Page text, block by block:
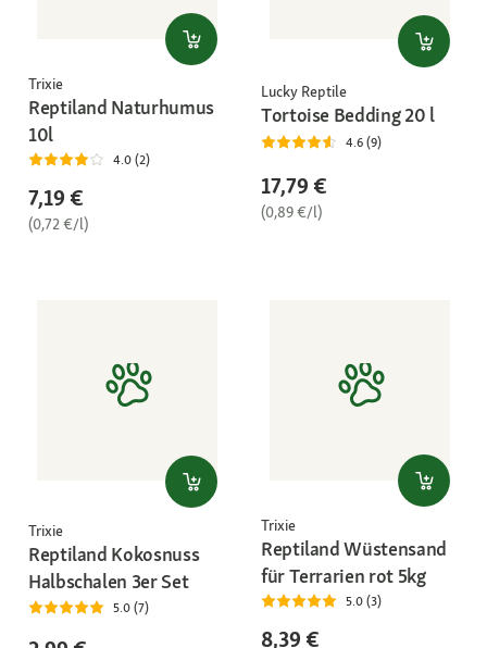
Trixie
Reptiland Naturhumus
10l
4.0 (2)
7,19 €
(0,72 €/l)
Lucky Reptile
Tortoise Bedding 20 l
4.6 (9)
17,79 €
(0,89 €/l)
Trixie
Reptiland Kokosnuss
Halbschalen 3er Set
5.0 (7)
Trixie
Reptiland Wüstensand
für Terrarien rot 5kg
5.0 (3)
8,39 €